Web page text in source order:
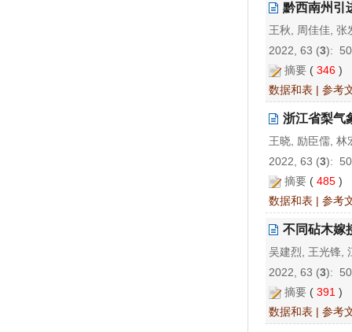
黔西南州引
王秋, 周佳佳, 张
2022, 63 (3):
摘要 ( 346 )
数据和表 | 参考
浙江省梨气
王晓, 励臣儒, 林
2022, 63 (3):
摘要 ( 485 )
数据和表 | 参考
不同砧木嫁
吴建烈, 王光锋,
2022, 63 (3):
摘要 ( 391 )
数据和表 | 参考